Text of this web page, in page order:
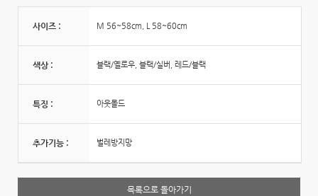
사이즈 : M 56~58cm, L 58~60cm
색상 : 블랙/옐로우, 블랙/실버, 레드/블랙
특징 : 아웃몰드
추가기능 : 벌레방지망
목록으로 돌아가기